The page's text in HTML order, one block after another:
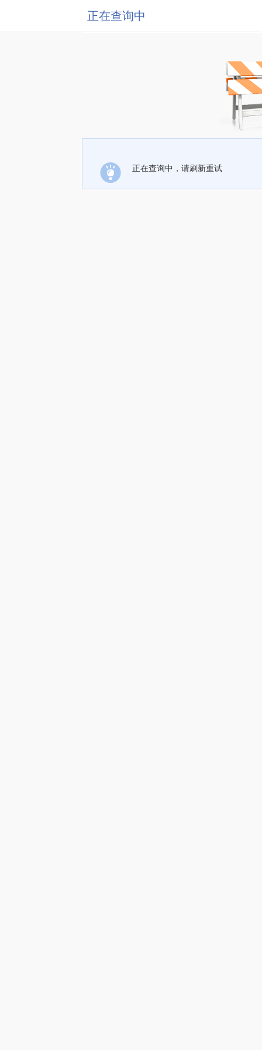
正在查询中
正在查询中，请刷新重试